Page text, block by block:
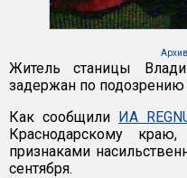
Житель станицы
задержан по подозрению
Как сообщили ИА
Краснодарскому
признаками
сентября.